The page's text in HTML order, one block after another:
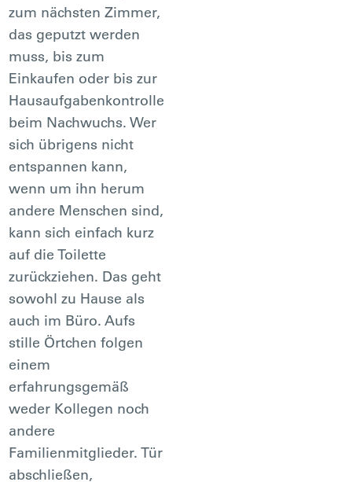
zum nächsten Zimmer,
das geputzt werden
muss, bis zum
Einkaufen oder bis zur
Hausaufgabenkontrolle
beim Nachwuchs. Wer
sich übrigens nicht
entspannen kann,
wenn um ihn herum
andere Menschen sind,
kann sich einfach kurz
auf die Toilette
zurückziehen. Das geht
sowohl zu Hause als
auch im Büro. Aufs
stille Örtchen folgen
einem
erfahrungsgemäß
weder Kollegen noch
andere
Familienmitglieder. Tür
abschließen,